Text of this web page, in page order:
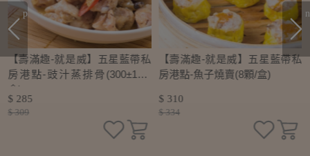
【壽滿趣-就是威】五星藍帶私
房港點-豉汁蒸排骨(300±10g/
盒)
$ 285
$ 309
【壽滿趣-就是威】五星藍帶私
房港點-魚子燒賣(8顆/盒)
$ 310
$ 334
prev